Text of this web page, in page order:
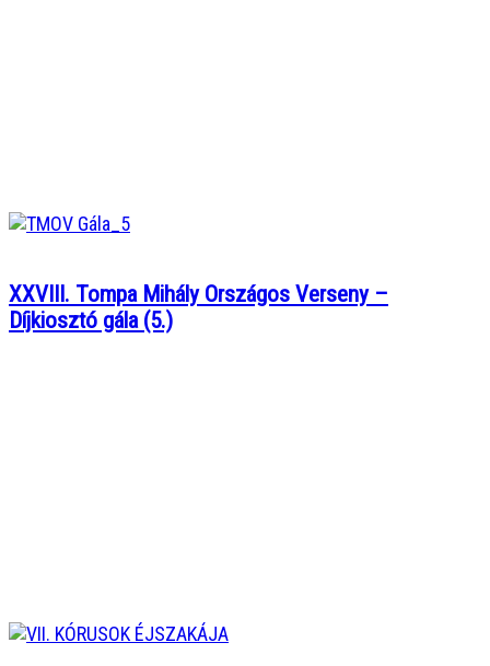
XXVIII. Tompa Mihály Országos Verseny –
Díjkiosztó gála (5.)